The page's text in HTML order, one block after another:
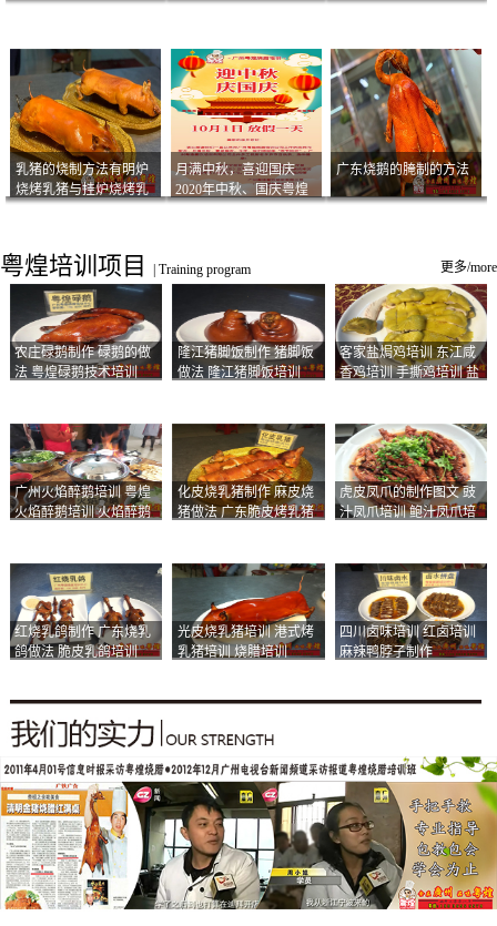
乳猪的烧制方法有明炉
烧烤乳猪与挂炉烧烤乳
月满中秋，喜迎国庆
2020年中秋、国庆粤煌
广东烧鹅的腌制的方法
粤煌培训项目 Training program 更多/more
农庄碌鹅制作 碌鹅的做
法 粤煌碌鹅技术培训
隆江猪脚饭制作 猪脚饭
做法 隆江猪脚饭培训
客家盐焗鸡培训 东江咸
香鸡培训 手撕鸡培训 盐
广州火焰醉鹅培训 粤煌
火焰醉鹅培训 火焰醉鹅
化皮烧乳猪制作 麻皮烧
猪做法 广东脆皮烤乳猪
虎皮凤爪的制作图文 豉
汁凤爪培训 鲍汁凤爪培
红烧乳鸽制作 广东烧乳
鸽做法 脆皮乳鸽培训
光皮烧乳猪培训 港式烤
乳猪培训 烧腊培训
四川卤味培训 红卤培训
麻辣鸭脖子制作